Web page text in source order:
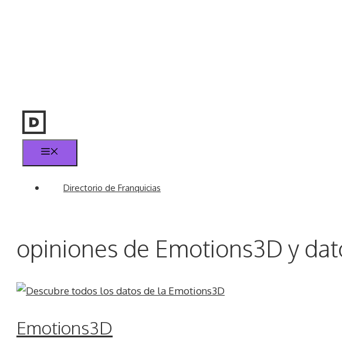
Directorio de Franquicias
opiniones de Emotions3D y
Emotions3D